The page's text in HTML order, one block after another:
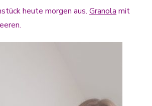
heute morgen aus. Granola mit